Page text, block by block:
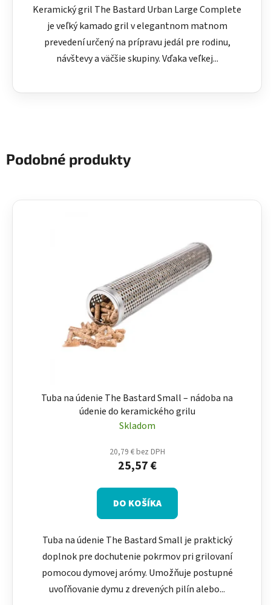
Keramický gril The Bastard Urban Large Complete
je veľký kamado gril v elegantnom matnom
prevedení určený na prípravu jedál pre rodinu,
návštevy a väčšie skupiny. Vďaka veľkej...
Podobné produkty
Tuba na údenie The Bastard Small – nádoba na
údenie do keramického grilu
Skladom
20,79 € bez DPH
25,57 €
DO KOŠÍKA
Tuba na údenie The Bastard Small je praktický
doplnok pre dochutenie pokrmov pri grilovaní
pomocou dymovej arómy. Umožňuje postupné
uvoľňovanie dymu z drevených pilín alebo...